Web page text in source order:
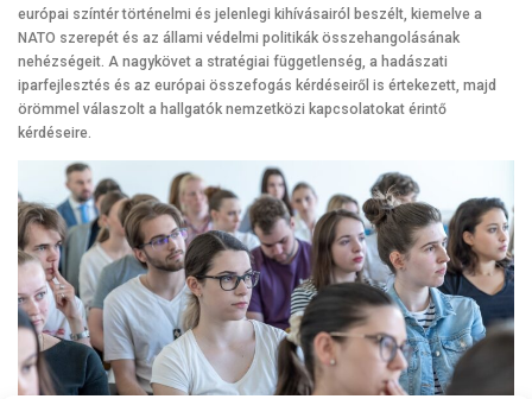
európai színtér történelmi és jelenlegi kihívásairól beszélt, kiemelve a
NATO szerepét és az állami védelmi politikák összehangolásának
nehézségeit. A nagykövet a stratégiai függetlenség, a hadászati
iparfejlesztés és az európai összefogás kérdéseiről is értekezett, majd
örömmel válaszolt a hallgatók nemzetközi kapcsolatokat érintő
kérdéseire.